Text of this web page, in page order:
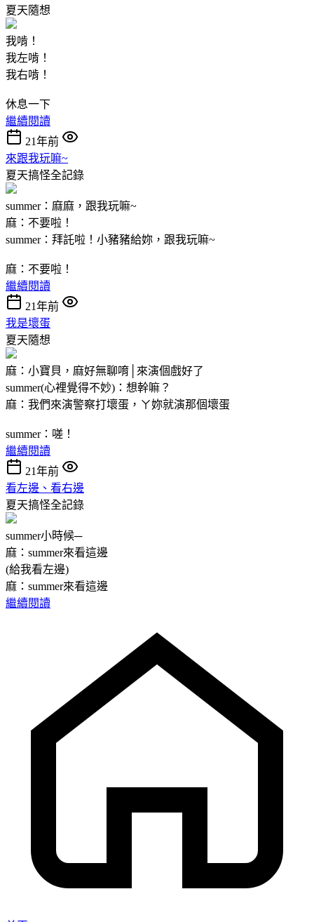
夏天隨想
我啃！
我左啃！
我右啃！
休息一下
繼續閱讀
21年前
來跟我玩嘛~
夏天搞怪全記錄
summer：麻麻，跟我玩嘛~
麻：不要啦！
summer：拜託啦！小豬豬給妳，跟我玩嘛~
麻：不要啦！
繼續閱讀
21年前
我是壞蛋
夏天隨想
麻：小寶貝，麻好無聊唷│來演個戲好了
summer(心裡覺得不妙)：想幹嘛？
麻：我們來演警察打壞蛋，ㄚ妳就演那個壞蛋
summer：嗟！
繼續閱讀
21年前
看左邊、看右邊
夏天搞怪全記錄
summer小時候─
麻：summer來看這邊
(給我看左邊)
麻：summer來看這邊
繼續閱讀